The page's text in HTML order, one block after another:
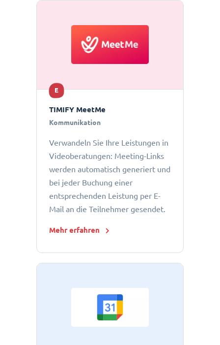
E
TIMIFY MeetMe
Kommunikation
Verwandeln Sie Ihre Leistungen in
Videoberatungen: Meeting-Links
werden automatisch generiert und
bei jeder Buchung einer
entsprechenden Leistung per E-
Mail an die Teilnehmer gesendet.
Mehr erfahren